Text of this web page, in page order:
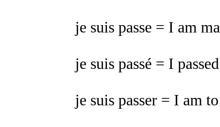
je suis passe = I am
je suis passé = I passed
je suis passer = I am